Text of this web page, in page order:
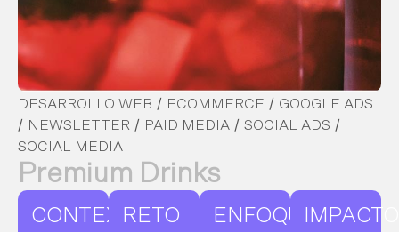
DESARROLLO WEB / ECOMMERCE / GOOGLE ADS
/ NEWSLETTER / PAID MEDIA / SOCIAL ADS /
SOCIAL MEDIA
Premium Drinks
CONTEXTORETO ENFOQUEIMPACTO